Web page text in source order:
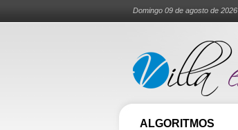
Domingo 09 de agosto de 2026
ALGORITMOS